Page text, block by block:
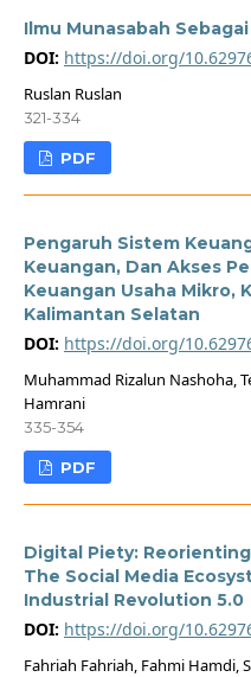
Ilmu Munasabah
DOI: https://doi.org/
Ruslan Ruslan
321-334
PDF
Pengaruh Sistem
Keuangan, Dan Akses
Keuangan Usaha Mikro,
Kalimantan Selatan
DOI: https://doi.org/
Muhammad Rizalun Nashoha,
Hamrani
335-354
PDF
Digital Piety:
The Social Media
Industrial Revolution 5.0
DOI: https://doi.org/
Fahriah Fahriah, Fahmi Hamdi,